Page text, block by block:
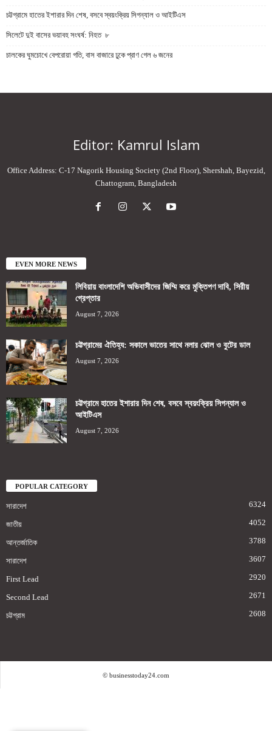
চট্টগ্রামে হাতের ইশারার দিন শেষ, বসবে স্বয়ংক্রিয় সিগন্যাল ও আইটিএস
সিলেটে দুই বাসের ভয়াবহ সংঘর্ষ: নিহত ৮
চালকের ঘুমচোখে বেপরোয়া গতি, বাস বাজারে ঢুকে প্রাণ গেল ৬ জনের
Editor: Kamrul Islam
Office Address: C-17 Nagorik Housing Society (2nd Floor), Shershah, Bayezid,
Chattogram, Bangladesh
EVEN MORE NEWS
লিবিয়ায় বাংলাদেশি অভিবাসীদের জিম্মি করে মুক্তিপণ দাবি, সিরীয়
গ্রেপ্তার
August 7, 2026
চট্টগ্রামের ঐতিহ্য: সকালে ভাতের সাথে নলার ঝোল ও বুটের ডাল
August 7, 2026
চট্টগ্রামে হাতের ইশারার দিন শেষ, বসবে স্বয়ংক্রিয় সিগন্যাল ও
আইটিএস
August 7, 2026
POPULAR CATEGORY
সারাদেশ 6324
জাতীয় 4052
আন্তর্জাতিক 3788
সারাদেশ 3607
First Lead 2920
Second Lead 2671
চট্টগ্রাম 2608
© businesstoday24.com